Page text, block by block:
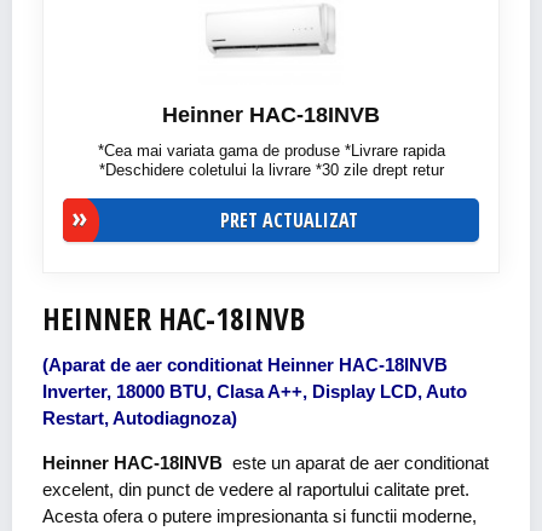
Heinner HAC-18INVB
*Cea mai variata gama de produse *Livrare rapida
*Deschidere coletului la livrare *30 zile drept retur
PRET ACTUALIZAT
HEINNER HAC-18INVB
(Aparat de aer conditionat Heinner HAC-18INVB
Inverter, 18000 BTU, Clasa A++, Display LCD, Auto
Restart, Autodiagnoza)
Heinner HAC-18INVB este un aparat de aer conditionat
excelent, din punct de vedere al raportului calitate pret.
Acesta ofera o putere impresionanta si functii moderne,